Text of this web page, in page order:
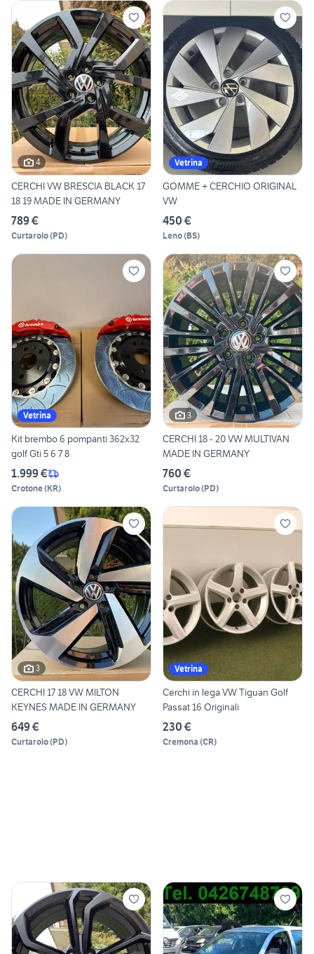
4
CERCHI VW BRESCIA BLACK 17
18 19 MADE IN GERMANY
789 €
Curtarolo(PD)
Vetrina
GOMME + CERCHIO ORIGINAL
VW
450 €
Leno(BS)
Vetrina
Kit brembo 6 pompanti 362x32
golf Gti 5 6 7 8
1.999 €
Crotone(KR)
3
CERCHI 18 - 20 VW MULTIVAN
MADE IN GERMANY
760 €
Curtarolo(PD)
3
CERCHI 17 18 VW MILTON
KEYNES MADE IN GERMANY
649 €
Curtarolo(PD)
Vetrina
Cerchi in lega VW Tiguan Golf
Passat 16 Originali
230 €
Cremona (CR)